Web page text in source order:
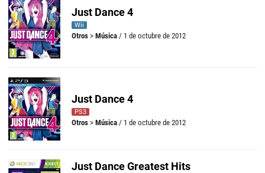
Just Dance 4
Wii
Otros > Música / 1 de octubre de 2012
Just Dance 4
PS3
Otros > Música / 1 de octubre de 2012
Just Dance Greatest Hits